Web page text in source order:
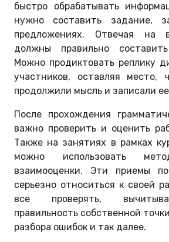
быстро обрабатывать
нужно составить задание,
предложениях. Отвечая на
должны правильно
Можно продиктовать реплику
участников, оставляя место,
продолжили мысль и записали
После прохождения
важно проверить и оценить
Также на занятиях в рамках
можно использовать
взаимооценки. Эти приемы
серьезно относиться к своей
все проверять,
правильность собственной
разбора ошибок и так далее.